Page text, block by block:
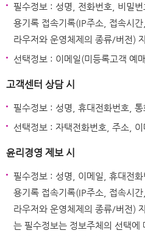
필수정보 : 성명, 전화번호, 비밀
용기록 접속기록(IP주소, 접속시
라우저와 운영체제의 종류/버전)
선택정보 : 이메일(미등록고객 예
고객센터 상담 시
필수정보 : 성명, 휴대전화번호, 통
선택정보 : 자택전화번호, 주소, 이
윤리경영 제보 시
필수정보 : 성명, 이메일, 휴대전
용기록 접속기록(IP주소, 접속시
라우저와 운영체제의 종류/버전)
는 필수정보는 정보주체의 선택에